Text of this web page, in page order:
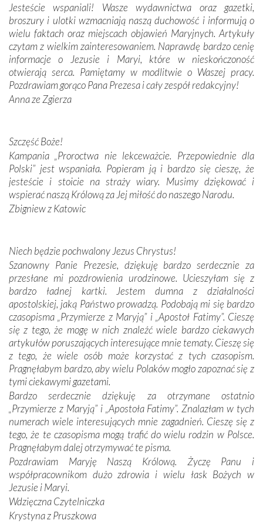
budowniczych.
Podążyliśmy też śladami fatimskich wizjonerów – Łucji
dos Santos oraz świętych Hiacynty i Franciszka Marto.
Modliliśmy się przy ich grobach. Odprawiliśmy Drogę
Krzyżową w ich rodzinnych stronach, odwiedziliśmy
domy, w których żyli.
Darczyńców w ramach akcji „Twoje światło w Fatimie”.
Podczas tej kilkudniowej wyprawy na każdym kroku
spotykaliśmy się z serdeczną otwartością
Portugalczyków. Podziwialiśmy ich ludową sztukę i
zwyczaje. Mimo że nasze kraje są od siebie bardzo
oddalone, w żaden sposób nie czuliśmy się obco.
wspólnej wierze. Podczas wyjazdów do historycznych
miejsc, które znalazły się na trasie naszej pielgrzymki,
mieliśmy okazję przekonać się, że Maryja swoją opieką
otacza nie tylko nasz naród, lecz wszystkie nacje, które
się Jej ufnie oddają, a także każdą osobę, która zawierza
Jej siebie oraz swych bliskich.
Dzieje Portugalii to również historia wierności Bogu i
odstępstw, także w życiu władców. Trudne momenty w
wymiarze tak osobistym, jak i zbiorowym, przypominają o
konieczności ciągłego zabiegania o własną duszę i o łaskę
Opatrzności. Wierność przynosi pomyślność –
przynajmniej w życiu duchowym. Odstępstwo owocuje
nieszczęściem i śmiercią. Te uniwersalne prawdy
przychodziły na myśl, gdy słuchaliśmy opowieści
przewodników o portugalskich monarchach i wodzach,
zwycięskich bitwach i nieszczęśliwych losach grzesznych
kochanków.
Byli tym razem pośród Apostołów Fatimy reprezentanci
każdego spośród żyjących pokoleń. Najmłodszy uczestnik
liczył sobie 13 lat, zaś senior, pan Zdzisław – już 94.
Jesteście wspaniali! Wasze wydawnictwa oraz gazetki,
broszury i ulotki wzmacniają naszą duchowość i informują o
wielu faktach oraz miejscach objawień Maryjnych. Artykuły
czytam z wielkim zainteresowaniem. Naprawdę bardzo cenię
informacje o Jezusie i Maryi, które w nieskończoność
otwierają serca. Pamiętamy w modlitwie o Waszej pracy.
Pozdrawiam gorąco Pana Prezesa i cały zespół redakcyjny!
Anna ze Zgierza
Szczęść Boże!
Kampania „Proroctwa nie lekceważcie. Przepowiednie dla
Polski” jest wspaniała. Popieram ją i bardzo się cieszę, że
jesteście i stoicie na straży wiary. Musimy dziękować i
wspierać naszą Królową za Jej miłość do naszego Narodu.
Zbigniew z Katowic
Niech będzie pochwalony Jezus Chrystus!
Szanowny Panie Prezesie, dziękuję bardzo serdecznie za
przesłane mi pozdrowienia urodzinowe. Ucieszyłam się z
bardzo ładnej kartki. Jestem dumna z działalności
apostolskiej, jaką Państwo prowadzą. Podobają mi się bardzo
czasopisma „Przymierze z Maryją” i „Apostoł Fatimy”. Cieszę
się z tego, że mogę w nich znaleźć wiele bardzo ciekawych
artykułów poruszających interesujące mnie tematy. Cieszę się
z tego, że wiele osób może korzystać z tych czasopism.
Pragnęłabym bardzo, aby wielu Polaków mogło zapoznać się z
tymi ciekawymi gazetami.
Bardzo serdecznie dziękuję za otrzymane ostatnio
„Przymierze z Maryją” i „Apostoła Fatimy”. Znalazłam w tych
numerach wiele interesujących mnie zagadnień. Cieszę się z
tego, że te czasopisma mogą trafić do wielu rodzin w Polsce.
Pragnęłabym dalej otrzymywać te pisma.
Pozdrawiam Maryję Naszą Królową. Życzę Panu i
współpracownikom dużo zdrowia i wielu łask Bożych w
Jezusie i Maryi.
Wdzięczna Czytelniczka
Krystyna z Pruszkowa